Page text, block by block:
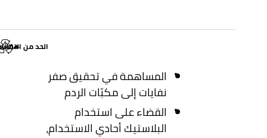
الحد من
المساهمة في تحقيق صفر
نفايات إلى مكبّات الردم
القضاء على استخدام
البلاستيك أحادي الاستخدام،